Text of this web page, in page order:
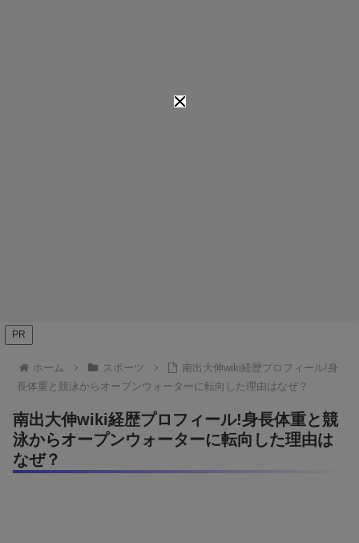
PR
ホーム スポーツ
南出大伸wiki経歴プロフィール!身
長体重と競泳からオープンウォーターに転向した理由はなぜ？
南出大伸wiki経歴プロフィール!身長体重と競
泳からオープンウォーターに転向した理由は
なぜ？